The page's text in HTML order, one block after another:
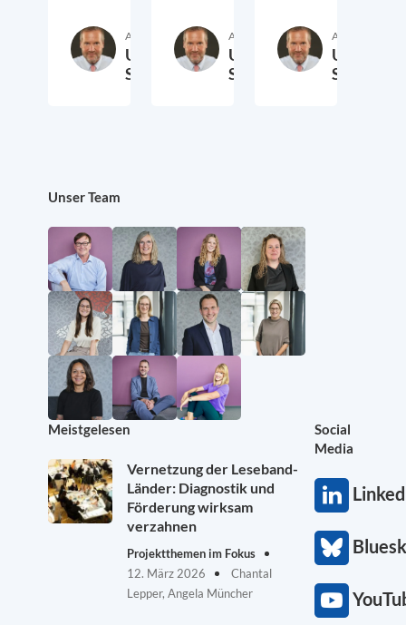
Autor:in
Ulrich
Schmid16. März 2020
Autor:in
Ulrich
Schmid11. Februar 2020
Autor:in
Ulrich
Schmid
Unser Team
Meistgelesen
Vernetzung der Leseband-
Länder: Diagnostik und
Förderung wirksam
verzahnen
Projektthemen im Fokus
12. März 2026
Chantal
Lepper, Angela Müncher
Social
Media